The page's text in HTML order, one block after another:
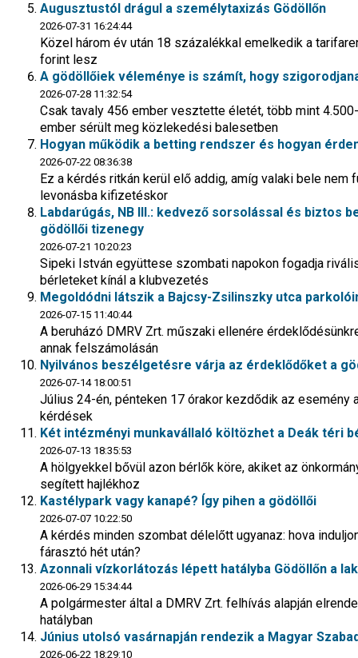
Augusztustól drágul a személytaxizás Gödöllőn
2026-07-31 16:24:44
Közel három év után 18 százalékkal emelkedik a
forint lesz
A gödöllőiek véleménye is számít, hogy
2026-07-28 11:32:54
Csak tavaly 456 ember vesztette életét, több mint
ember sérült meg közlekedési balesetben
Hogyan működik a betting rendszer és hogyan
2026-07-22 08:36:38
Ez a kérdés ritkán kerül elő addig, amíg valaki bele nem
levonásba kifizetéskor
Labdarúgás, NB III.: kedvező sorsolással és biztos
gödöllői tizenegy
2026-07-21 10:20:23
Sipeki István együttese szombati napokon fogadja
bérleteket kínál a klubvezetés
Megoldódni látszik a Bajcsy-Zsilinszky utca
2026-07-15 11:40:44
A beruházó DMRV Zrt. műszaki ellenére
annak felszámolásán
Nyilvános beszélgetésre várja az érdeklődőket a
2026-07-14 18:00:51
Július 24-én, pénteken 17 órakor kezdődik az esemény
kérdések
Két intézményi munkavállaló költözhet a Deák téri
2026-07-13 18:35:53
A hölgyekkel bővül azon bérlők köre, akiket az
segített hajlékhoz
Kastélypark vagy kanapé? Így pihen a gödöllői
2026-07-07 10:22:50
A kérdés minden szombat délelőtt ugyanaz: hova
fárasztó hét után?
Azonnali vízkorlátozás lépett hatályba Gödöllőn a
2026-06-29 15:34:44
A polgármester által a DMRV Zrt. felhívás alapján
hatályban
Június utolsó vasárnapján rendezik a Magyar
2026-06-22 18:29:10